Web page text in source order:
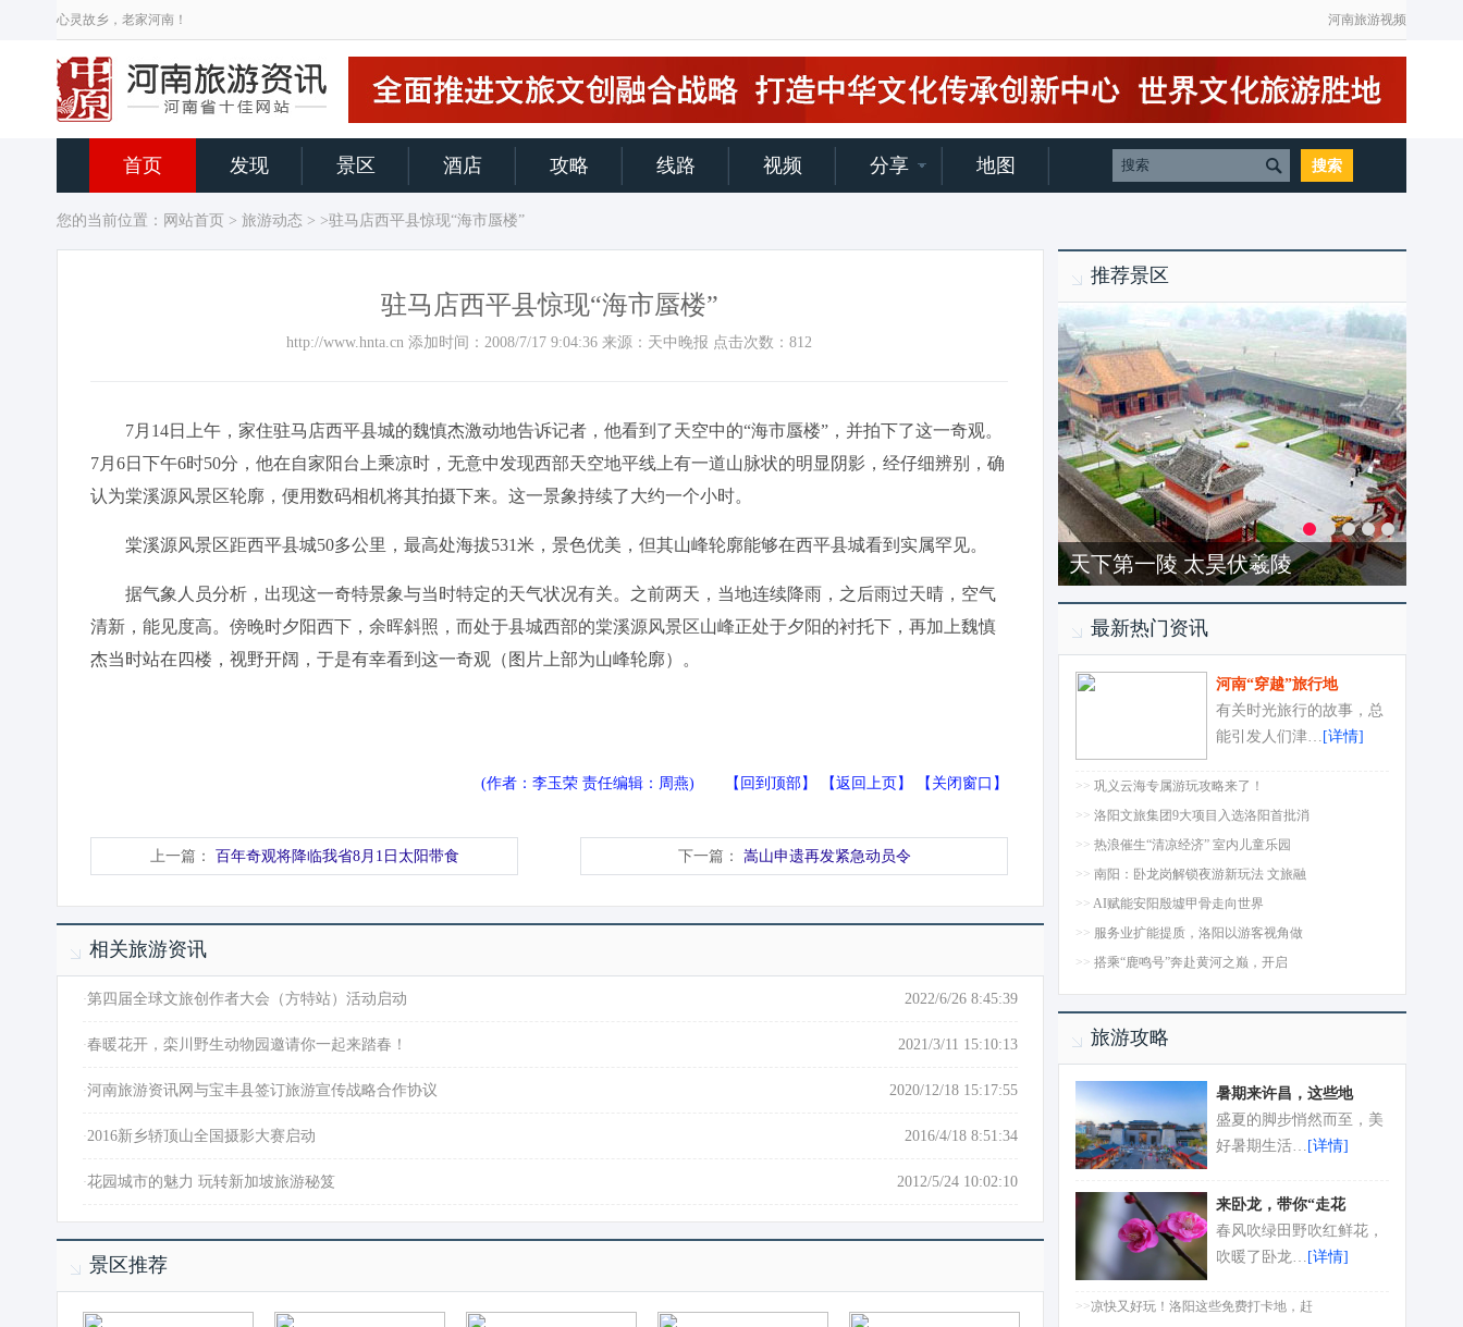
心灵故乡，老家河南！ 河南旅游视频
首页 发现 景区 酒店 攻略 线路 视频 分享 地图
您的当前位置： 网站首页 > 旅游动态 > >驻马店西平县惊现“海市蜃楼”
驻马店西平县惊现“海市蜃楼”
http://www.hnta.cn 添加时间：2008/7/17 9:04:36 来源：天中晚报 点击次数： 812
7月14日上午，家住驻马店西平县城的魏慎杰激动地告诉记者，他看到了天空中的“海市蜃楼”，并拍下了这一奇观。
7月6日下午6时50分，他在自家阳台上乘凉时，无意中发现西部天空地平线上有一道山脉状的明显阴影，经仔细辨别，确
认为棠溪源风景区轮廓，便用数码相机将其拍摄下来。这一景象持续了大约一个小时。
棠溪源风景区距西平县城50多公里，最高处海拔531米，景色优美，但其山峰轮廓能够在西平县城看到实属罕见。
据气象人员分析，出现这一奇特景象与当时特定的天气状况有关。之前两天，当地连续降雨，之后雨过天晴，空气
清新，能见度高。傍晚时夕阳西下，余晖斜照，而处于县城西部的棠溪源风景区山峰正处于夕阳的衬托下，再加上魏慎
杰当时站在四楼，视野开阔，于是有幸看到这一奇观（图片上部为山峰轮廓）。
(作者：李玉荣 责任编辑：周燕) 【 回到顶部】 【返回上页 】 【 关闭窗口 】
上一篇： 百年奇观将降临我省8月1日太阳带食 下一篇： 嵩山申遗再发紧急动员令
相关旅游资讯
2022/6/26 8:45:39
·第四届全球文旅创作者大会（方特站）活动启动
2021/3/11 15:10:13
·春暖花开，栾川野生动物园邀请你一起来踏春！
2020/12/18 15:17:55
·河南旅游资讯网与宝丰县签订旅游宣传战略合作协议
2016/4/18 8:51:34
·2016新乡轿顶山全国摄影大赛启动
2012/5/24 10:02:10
·花园城市的魅力 玩转新加坡旅游秘笈
景区推荐
推荐景区
天下第一陵 太昊伏羲陵
最新热门资讯
河南“穿越”旅行地
有关时光旅行的故事，总
能引发人们津… [详情]
>> 巩义云海专属游玩攻略来了！
>> 洛阳文旅集团9大项目入选洛阳首批消
>> 热浪催生“清凉经济” 室内儿童乐园
>> 南阳：卧龙岗解锁夜游新玩法 文旅融
>> AI赋能安阳殷墟甲骨走向世界
>> 服务业扩能提质，洛阳以游客视角做
>> 搭乘“鹿鸣号”奔赴黄河之巅，开启
旅游攻略
暑期来许昌，这些地
盛夏的脚步悄然而至，美
好暑期生活… [详情]
来卧龙，带你“走花
春风吹绿田野吹红鲜花，
吹暖了卧龙… [详情]
>>凉快又好玩！洛阳这些免费打卡地，赶